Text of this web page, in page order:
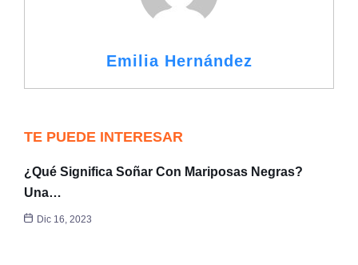
Emilia Hernández
TE PUEDE INTERESAR
¿Qué Significa Soñar Con Mariposas Negras?
Una…
Dic 16, 2023